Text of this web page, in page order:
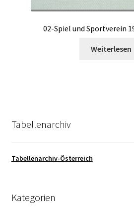
02-Spiel und Sportverein
Weiterlesen
Tabellenarchiv
Tabellenarchiv-Österreich
Kategorien